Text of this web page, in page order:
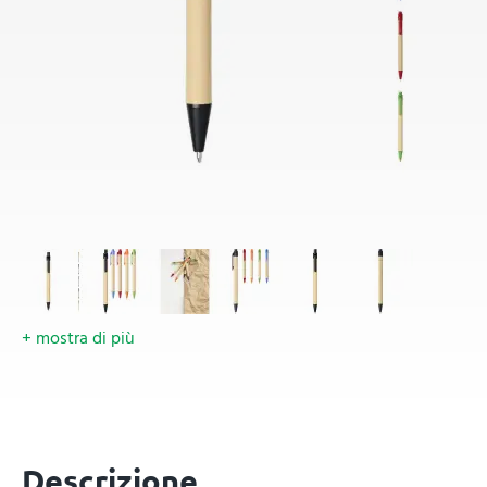
+ mostra di più